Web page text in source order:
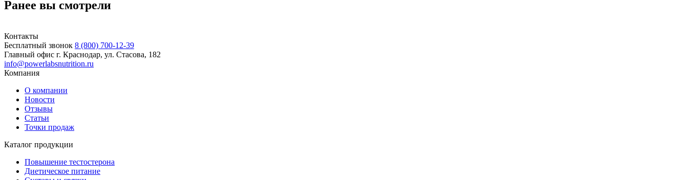
Ранее вы смотрели
Контакты
Бесплатный звонок 8 (800) 700-12-39
Главный офис г. Краснодар, ул. Стасова, 182
info@powerlabsnutrition.ru
Компания
О компании
Новости
Отзывы
Статьи
Точки продаж
Каталог продукции
Повышение тестостерона
Диетическое питание